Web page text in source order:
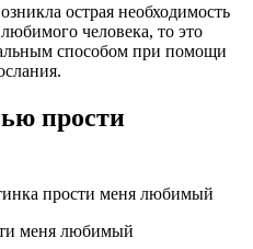
острая необходимость
человека, то это
способом при помощи
прости